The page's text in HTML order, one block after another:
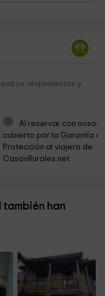
3,4 km
Mortera)
6,0 km
6,2 km
alojamientos y
Al reservar con
cubierto por la Garantía
Protección al viajero de
CasasRurales.net
también han